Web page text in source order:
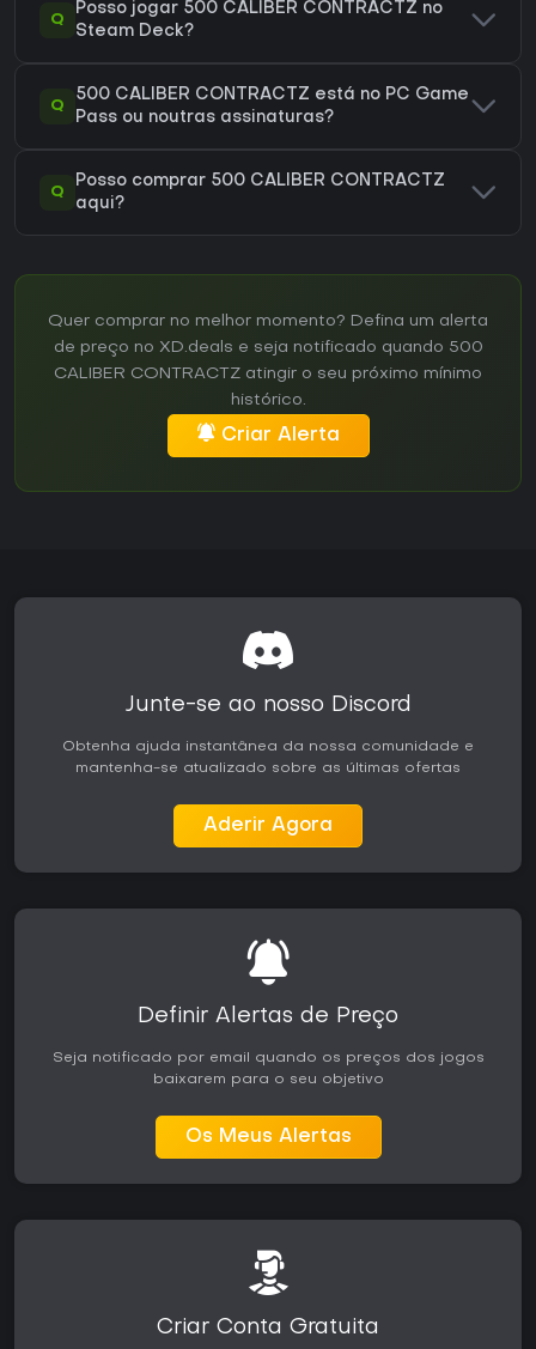
Q
Posso jogar 500 CALIBER CONTRACTZ no
Steam Deck?
Q
500 CALIBER CONTRACTZ está no PC Game
Pass ou noutras assinaturas?
Q
Posso comprar 500 CALIBER CONTRACTZ
aqui?
Quer comprar no melhor momento? Defina um alerta
de preço no XD.deals e seja notificado quando 500
CALIBER CONTRACTZ atingir o seu próximo mínimo
histórico.
Criar Alerta
Junte-se ao nosso Discord
Obtenha ajuda instantânea da nossa comunidade e
mantenha-se atualizado sobre as últimas ofertas
Aderir Agora
Definir Alertas de Preço
Seja notificado por email quando os preços dos jogos
baixarem para o seu objetivo
Os Meus Alertas
Criar Conta Gratuita